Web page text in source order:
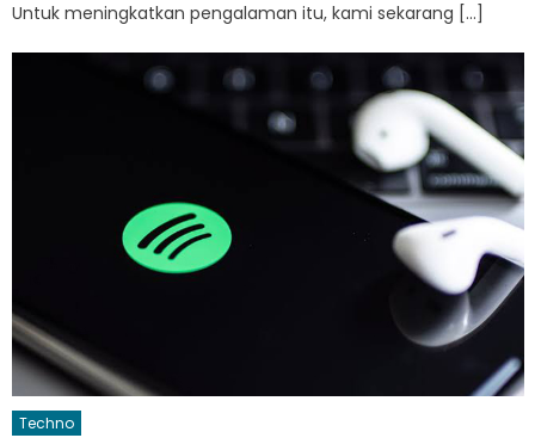
Untuk meningkatkan pengalaman itu, kami sekarang […]
Techno